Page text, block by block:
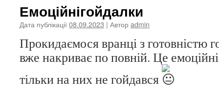
Емоційнігойдалки
Дата публікації08.09.2023 | Авторadmin
Прокидаємося вранці з готовністю
вже накриває по повній. Це
тільки на них не гойдався